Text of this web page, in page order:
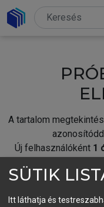
A tartalom
Új felhasználóként 1
fiókoddal,
SÜTIK
Itt láthatja és